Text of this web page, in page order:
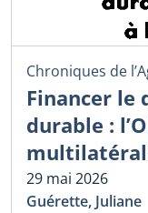
Chroniques de
Financer le
durable :
29 mai 2026
Guérette, Juliane